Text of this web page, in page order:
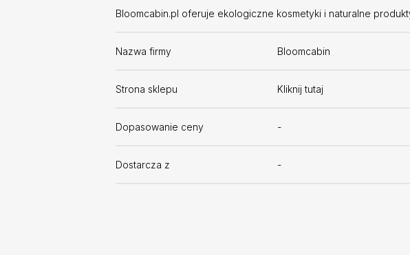
Bloomcabin.pl oferuje ekologiczne kosmetyki i naturalne
Nazwa firmy Bloomcabin
Strona sklepu Kliknij tutaj
Dopasowanie ceny -
Dostarcza z -